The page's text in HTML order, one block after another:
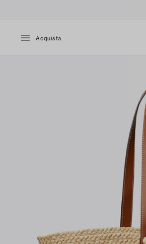
Acquista